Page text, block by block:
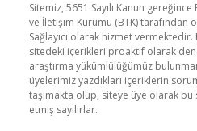
Sitemiz, 5651 Sayılı Kanun
ve İletişim Kurumu (BTK) tarafından
Sağlayıcı olarak hizmet vermektedir.
sitedeki içerikleri proaktif olarak
araştırma yükümlülüğümüz
üyelerimiz yazdıkları içeriklerin
taşımakta olup, siteye üye olarak
etmiş sayılırlar.